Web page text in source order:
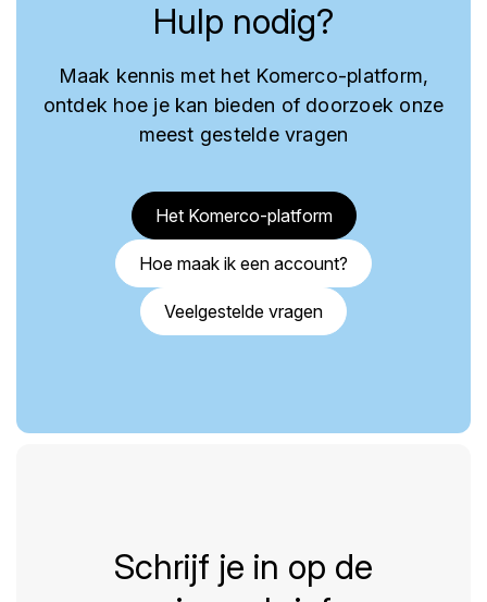
Hulp nodig?
Maak kennis met het Komerco-platform,
ontdek hoe je kan bieden of doorzoek onze
meest gestelde vragen
Het Komerco-platform
Hoe maak ik een account?
Veelgestelde vragen
Schrijf je in op de